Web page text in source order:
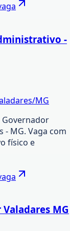
-
MG
Governador
- MG. Vaga com
físico e
MG